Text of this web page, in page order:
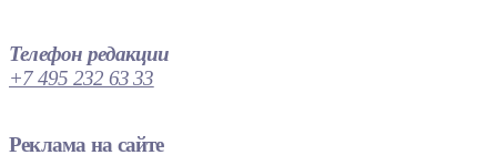
Телефон редакции
+7 495 232 63 33
Реклама на сайте